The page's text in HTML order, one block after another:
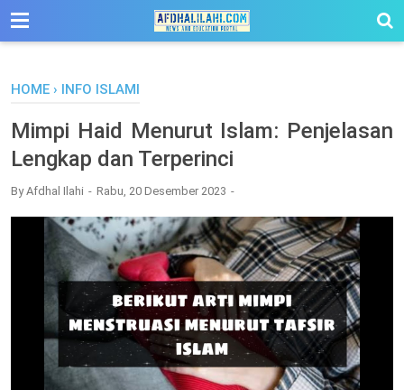
-->
HOME › INFO ISLAMI
Mimpi Haid Menurut Islam: Penjelasan
Lengkap dan Terperinci
ByAfdhal Ilahi Rabu, 20 Desember 2023